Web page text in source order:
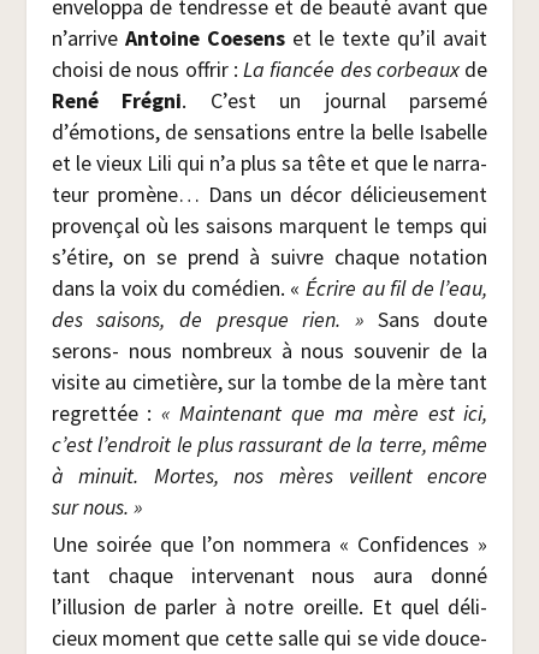
enve­lop­pa de ten­dresse et de beau­té avant que
n’arrive Antoine Coe­senset le texte qu’il avait
choi­si de nous offrir :La fian­cée des cor­beaux de
René Fré­gni. C’est un jour­nal par­se­mé
d’émotions, de sen­sa­tions entre la belle Isa­belle
et le vieux Lili qui n’a plus sa tête et que le nar­ra­
teur pro­mène… Dans un décor déli­cieu­se­ment
pro­ven­çal où les sai­sons marquent le temps qui
s’étire, on se prend à suivre chaque nota­tion
dans la voix du comé­dien. «Écrire au fil de l’eau,
des sai­sons, de presque rien. » Sans doute
serons- nous nom­breux à nous sou­ve­nir de la
visite au cime­tière, sur la tombe de la mère tant
regret­tée :« Main­te­nant que ma mère est ici,
c’est l’en­droit le plus ras­su­rant de la terre, même
à minuit. Mortes, nos mères veillent encore
sur nous. »
Une soi­rée que l’on nom­me­ra « Confi­dences »
tant chaque inter­ve­nant nous aura don­né
l’illusion de par­ler à notre oreille. Et quel déli­
cieux moment que cette salle qui se vide dou­ce­